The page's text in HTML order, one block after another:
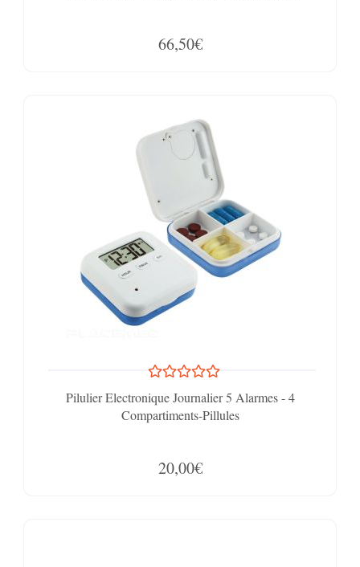
66,50€
Pilulier Electronique Journalier 5 Alarmes - 4
Compartiments-Pillules
20,00€